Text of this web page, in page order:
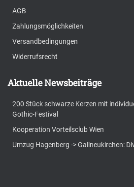
AGB
Zahlungsmöglichkeiten
Versandbedingungen
Widerrufsrecht
Aktuelle Newsbeiträge
200 Stück schwarze Kerzen mit
Gothic-Festival
Kooperation Vorteilsclub Wien
Umzug Hagenberg -> Gallneukirchen: